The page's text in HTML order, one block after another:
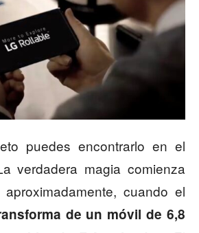
puedes encontrarlo en el
verdadera magia comienza
cuando el
de un móvil de 6,8